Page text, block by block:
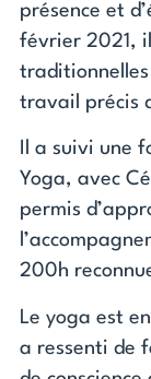
présence et
février 2021,
traditionnelles
travail précis
Il a suivi une
Yoga, avec
permis
200h
Le yoga est
a ressenti de